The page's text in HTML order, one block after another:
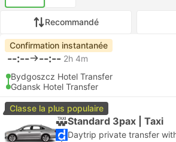
Recommandé
Confirmation instantanée
--:-- --:-- 2h 4m
Bydgoszcz Hotel Transfer
Gdansk Hotel Transfer
Classe la plus populaire
Standard 3pax | Taxi